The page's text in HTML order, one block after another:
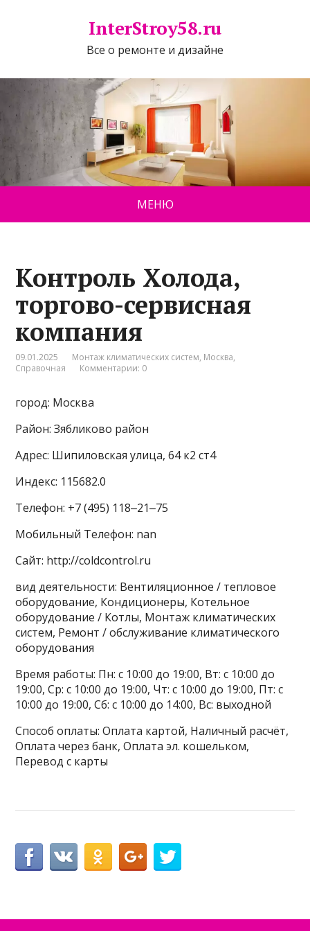
InterStroy58.ru
Все о ремонте и дизайне
МЕНЮ
Контроль Холода,
торгово-сервисная
компания
09.01.2025 Монтаж климатических систем, Москва,
Справочная
Комментарии: 0
город: Москва
Район: Зябликово район
Адрес: Шипиловская улица, 64 к2 ст4
Индекс: 115682.0
Телефон: +7 (495) 118‒21‒75
Мобильный Телефон: nan
Сайт: http://coldcontrol.ru
вид деятельности: Вентиляционное / тепловое
оборудование, Кондиционеры, Котельное
оборудование / Котлы, Монтаж климатических
систем, Ремонт / обслуживание климатического
оборудования
Время работы: Пн: с 10:00 до 19:00, Вт: с 10:00 до
19:00, Ср: с 10:00 до 19:00, Чт: с 10:00 до 19:00, Пт: с
10:00 до 19:00, Сб: с 10:00 до 14:00, Вс: выходной
Способ оплаты: Оплата картой, Наличный расчёт,
Оплата через банк, Оплата эл. кошельком,
Перевод с карты